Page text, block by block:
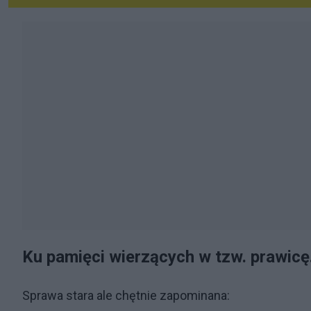
Ku pamięci wierzących w tzw.
Sprawa stara ale chętnie zapominana: